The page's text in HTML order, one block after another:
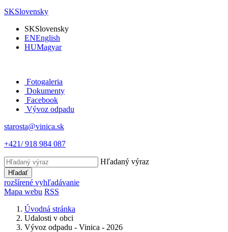
SKSlovensky
SKSlovensky
ENEnglish
HUMagyar
Fotogaleria
Dokumenty
Facebook
Vývoz odpadu
starosta@vinica.sk
+421/ 918 984 087
Hľadaný výraz
Hľadať
rozšírené vyhľadávanie
Mapa webu RSS
Úvodná stránka
Udalosti v obci
Vývoz odpadu - Vinica - 2026